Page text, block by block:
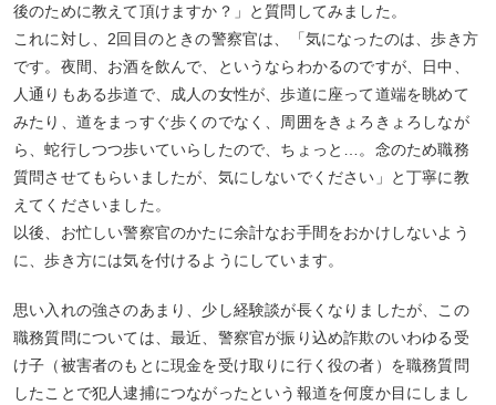
後のために教えて頂けますか？」と質問してみました。
これに対し、2回目のときの警察官は、「気になったのは、歩き方
です。夜間、お酒を飲んで、というならわかるのですが、日中、
人通りもある歩道で、成人の女性が、歩道に座って道端を眺めて
みたり、道をまっすぐ歩くのでなく、周囲をきょろきょろしなが
ら、蛇行しつつ歩いていらしたので、ちょっと…。念のため職務
質問させてもらいましたが、気にしないでください」と丁寧に教
えてくださいました。
以後、お忙しい警察官のかたに余計なお手間をおかけしないよう
に、歩き方には気を付けるようにしています。
思い入れの強さのあまり、少し経験談が長くなりましたが、この
職務質問については、最近、警察官が振り込め詐欺のいわゆる受
け子（被害者のもとに現金を受け取りに行く役の者）を職務質問
したことで犯人逮捕につながったという報道を何度か目にしまし